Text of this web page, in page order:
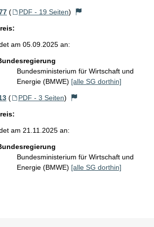
( PDF - 19 Seiten)
am 05.09.2025 an:
Bundesministerium für Wirtschaft und
Energie (BMWE) [alle SG dorthin]
( PDF - 3 Seiten)
am 21.11.2025 an:
Bundesministerium für Wirtschaft und
Energie (BMWE) [alle SG dorthin]